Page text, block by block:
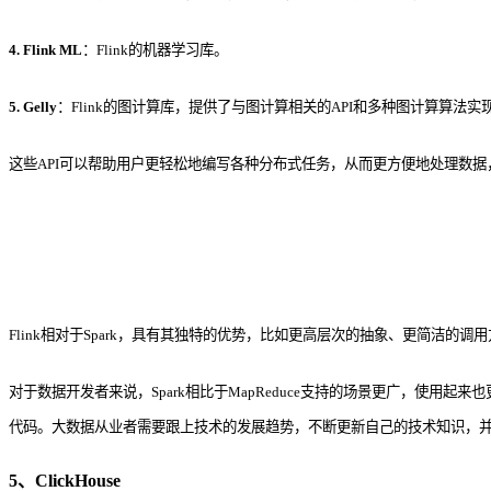
4. Flink ML ：Flink的机器学习库。
5. Gelly：Flink的图计算库，提供了与图计算相关的API和多种图计算算法实
这些API可以帮助用户更轻松地编写各种分布式任务，从而更方便地处理数
Flink相对于Spark，具有其独特的优势，比如更高层次的抽象、更简洁的调
对于数据开发者来说，Spark相比于MapReduce支持的场景更广，使用起来
代码。大数据从业者需要跟上技术的发展趋势，不断更新自己的技术知识
5、ClickHouse